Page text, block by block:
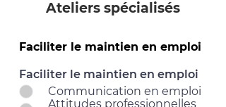
Ateliers spécialisés
Faciliter le maintien en emploi
Faciliter le maintien en emploi
Communication en emploi
Attitudes professionnelles